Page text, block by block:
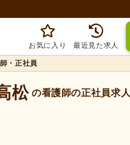
お気に入り 最近見た求人
・正社員
松の看護師の正社員求人